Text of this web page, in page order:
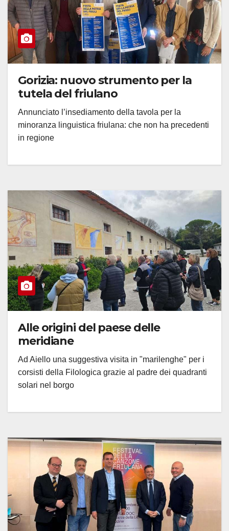
Gorizia: nuovo strumento per la
tutela del friulano
Annunciato l’insediamento della tavola per la
minoranza linguistica friulana: che non ha precedenti
in regione
Alle origini del paese delle
meridiane
Ad Aiello una suggestiva visita in "marilenghe" per i
corsisti della Filologica grazie al padre dei quadranti
solari nel borgo